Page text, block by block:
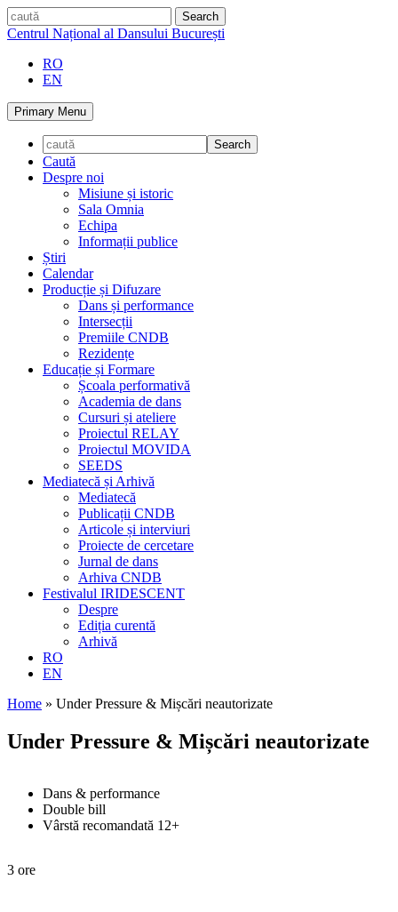
Skip
to
caută
Centrul Național al Dansului București
RO
EN
Primary Menu
Caută
Despre noi
Misiune și istoric
Sala Omnia
Echipa
Informații publice
Știri
Calendar
Producție și Difuzare
Dans și performance
Intersecții
Premiile CNDB
Rezidențe
Educație și Formare
Școala performativă
Academia de dans
Cursuri și ateliere
Proiectul RELAY
Proiectul MOVIDA
SEEDS
Mediatecă și Arhivă
Mediatecă
Publicații CNDB
Articole și interviuri
Proiecte de cercetare
Jurnal de dans
Arhiva CNDB
Festivalul IRIDESCENT
Despre
Ediția curentă
Arhivă
RO
EN
Home » Under Pressure & Mișcări neautorizate
Under Pressure & Mișcări neautorizate
Dans & performance
Double bill
Vârstă recomandată 12+
3 ore